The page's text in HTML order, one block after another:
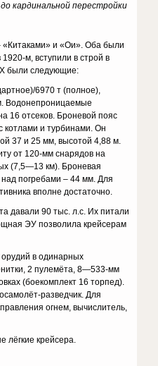
кардинальной перестройки
«Китаками» и «Ои». Оба были
м, вступили в строй в
были следующие:
6970 т (полное),
Водонепроницаемые
16 отсеков. Броневой пояс
котлами и турбинами. Он
37 и 25 мм, высотой 4,88 м.
от 120-мм снарядов на
(7,5—13 км). Броневая
погребами – 44 мм. Для
вполне достаточно.
давали 90 тыс. л.с. Их питали
ЭУ позволила крейсерам
в одинарных
2 пулемёта, 8—533-мм
(боекомплект 16 торпед).
разведчик. Для
огнем, вычислитель,
лёгкие крейсера.